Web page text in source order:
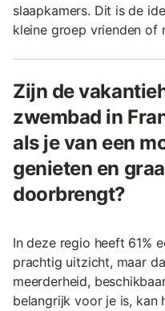
slaapkamers. Dit is de
kleine groep vrienden of
Zijn de
zwembad in
als je van een
genieten en
doorbrengt?
In deze regio heeft 61%
prachtig uitzicht, maar
meerderheid,
belangrijk voor je is, kan